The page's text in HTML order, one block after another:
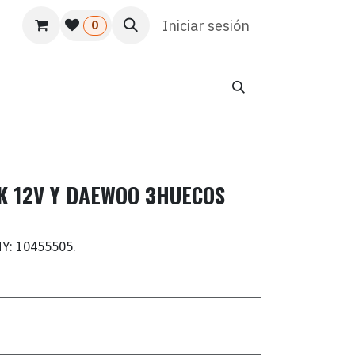
Usuario Atención al cliente HR
0 Iniciar sesión
Y DAEWOO 3HUECOS
10455505.